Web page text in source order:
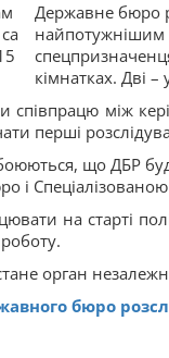
Державне бюро
кімнатках. Дві
між
перші
що ДБР
і
на старті
орган
бюро